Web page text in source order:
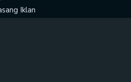
Iklan